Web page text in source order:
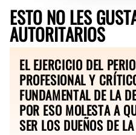
ESTO NO LES
AUTORITARIOS
EL EJERCICIO DEL
PROFESIONAL Y
FUNDAMENTAL DE LA
POR ESO MOLESTA A
SER LOS DUEÑOS DE